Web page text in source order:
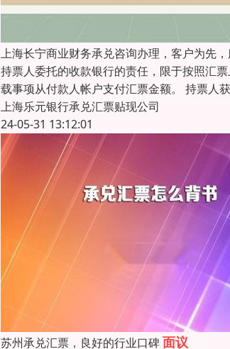
上海长宁商业财务承兑咨询办理，客户为先
持票人委托的收款银行的责任，限于按照汇
载事项从付款人帐户支付汇票金额。 持票人
上海乐元银行承兑汇票贴现公司
24-05-31 13:12:01
苏州承兑汇票，良好的行业口碑面议